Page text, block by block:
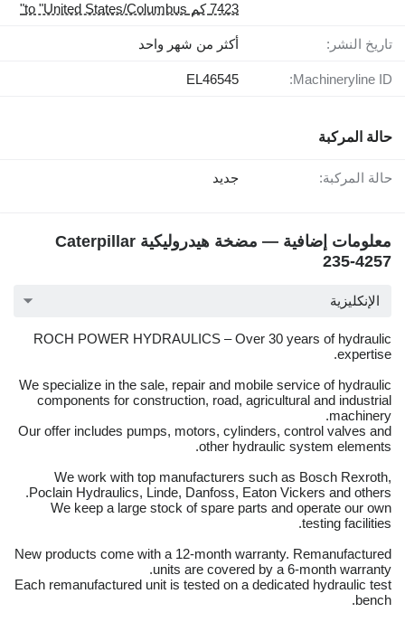
7423 كم to "United States/Columbus"
تاريخ النشر: أكثر من شهر واحد
Machineryline ID:
EL46545
حالة المركبة
حالة المركبة: جديد
معلومات إضافية — مضخة هيدروليكية Caterpillar
235-4257
الإنكليزية
ROCH POWER HYDRAULICS – Over 30 years of hydraulic
expertise.
We specialize in the sale, repair and mobile service of hydraulic
components for construction, road, agricultural and industrial
machinery.
Our offer includes pumps, motors, cylinders, control valves and
other hydraulic system elements.
We work with top manufacturers such as Bosch Rexroth,
Poclain Hydraulics, Linde, Danfoss, Eaton Vickers and others.
We keep a large stock of spare parts and operate our own
testing facilities.
New products come with a 12-month warranty. Remanufactured
units are covered by a 6-month warranty.
Each remanufactured unit is tested on a dedicated hydraulic test
bench.